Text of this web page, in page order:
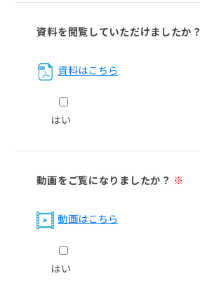
資料を閲覧していただけましたか？
資料はこちら
はい
動画をご覧になりましたか？ ※
動画はこちら
はい